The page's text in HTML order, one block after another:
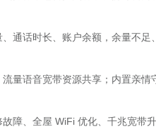
通话时长、账户余额，余量不
量语音宽带资源共享；内置亲
障、全屋 WiFi 优化、千兆宽带